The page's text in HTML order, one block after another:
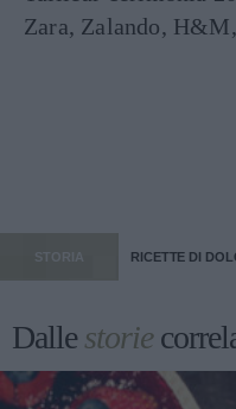
Zara, Zalando,
STORIA RICETTE DI
Dallestorie